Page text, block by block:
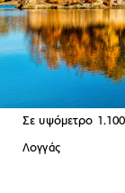
Σε υψόμετρο
Λογγάς